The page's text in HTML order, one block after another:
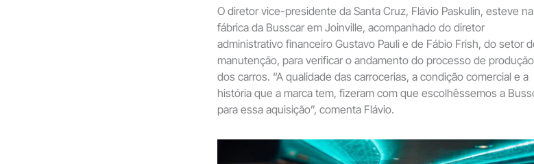
O diretor vice-presidente da Santa Cruz, Flávio Paskulin, esteve na
fábrica da Busscar em Joinville, acompanhado do diretor
administrativo financeiro Gustavo Pauli e de Fábio Frish, do setor
manutenção, para verificar o andamento do processo de produção
dos carros. “A qualidade das carrocerias, a condição comercial e a
história que a marca tem, fizeram com que escolhêssemos a
para essa aquisição”, comenta Flávio.